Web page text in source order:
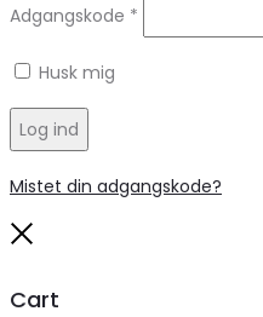
Adgangskode *
Husk mig
Log ind
Mistet din adgangskode?
Cart